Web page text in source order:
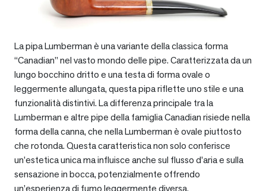
La pipa Lumberman è una variante della classica forma
“Canadian” nel vasto mondo delle pipe. Caratterizzata da un
lungo bocchino dritto e una testa di forma ovale o
leggermente allungata, questa pipa riflette uno stile e una
funzionalità distintivi. La differenza principale tra la
Lumberman e altre pipe della famiglia Canadian risiede nella
forma della canna, che nella Lumberman è ovale piuttosto
che rotonda. Questa caratteristica non solo conferisce
un’estetica unica ma influisce anche sul flusso d’aria e sulla
sensazione in bocca, potenzialmente offrendo
un’esperienza di fumo leggermente diversa.